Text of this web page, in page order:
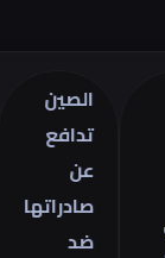
الصين
تدافع
صادراتها